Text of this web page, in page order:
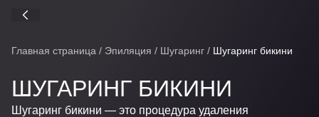
Главная страница / Эпиляция / Шугаринг / Шугаринг бикини
ШУГАРИНГ БИКИНИ
Шугаринг бикини — это процедура удаления